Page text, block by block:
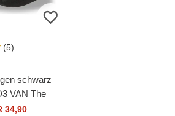
(5)
schwarz
VAN The
Scooby-
34,90